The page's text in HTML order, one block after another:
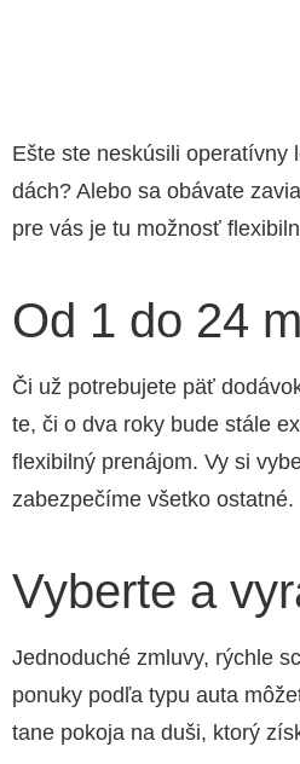
Ešte ste neskú­si­li
dách? Ale­bo sa obá­va­te
pre vás je tu mož­nosť
Od 1 do 24
Či už potre­bu­je­te päť
te, či o dva roky bude stá­le
fle­xi­bil­ný pre­ná­jom. Vy si
zabez­pe­čí­me všet­ko ostat­né.
Vyberte a
Jed­no­du­ché zmlu­vy, rých­le
ponu­ky pod­ľa typu auta
ta­ne poko­ja na duši, kto­rý